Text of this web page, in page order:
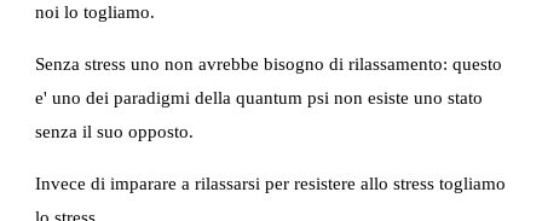
noi lo togliamo.
Senza stress uno non avrebbe bisogno di rilassamento: questo
e' uno dei paradigmi della quantum psi non esiste uno stato
senza il suo opposto.
Invece di imparare a rilassarsi per resistere allo stress togliamo
lo stress.